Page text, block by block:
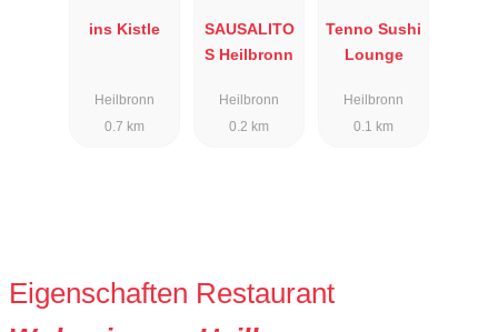
ins Kistle
Heilbronn
0.7 km
SAUSALITO
S Heilbronn
Heilbronn
0.2 km
Tenno Sushi
Lounge
Heilbronn
0.1 km
Eigenschaften Restaurant